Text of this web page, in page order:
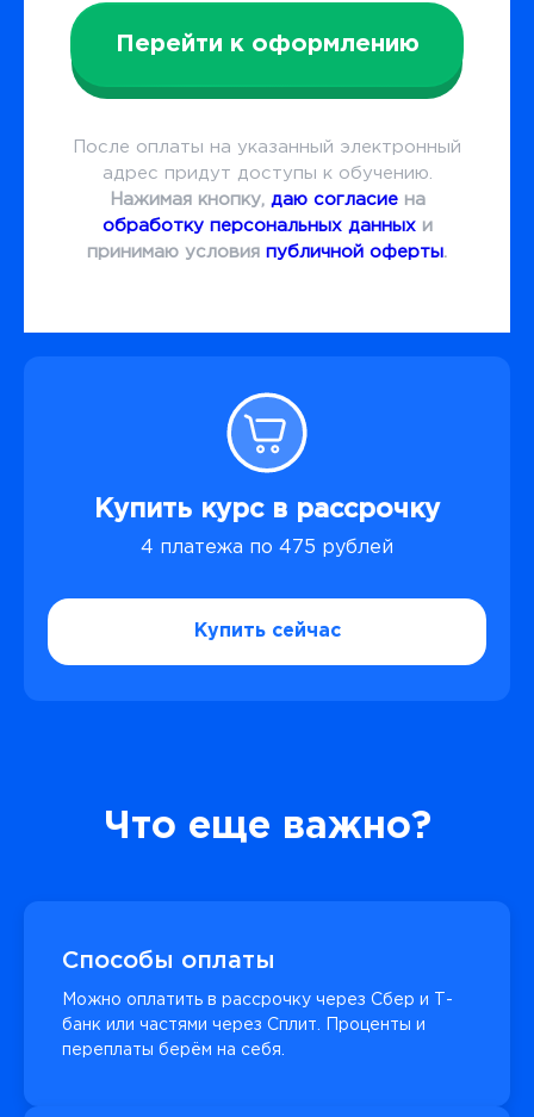
Перейти к оформлению
После оплаты на указанный электронный
адрес придут доступы к обучению.
Нажимая кнопку, даю согласиена
обработку персональных данныхи
принимаю условия публичной оферты.
Купить курс в рассрочку
4 платежа по 475 рублей
Купить сейчас
Что еще важно?
Способы оплаты
Можно оплатить в рассрочку через Сбер и Т-
банк или частями через Сплит. Проценты и
переплаты берём на себя.